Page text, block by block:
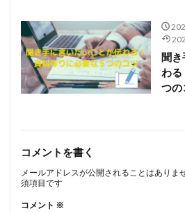
聞き
わる
つの
コメントを書く
メールアドレスが公開されることはありませ
須項目です
コメント ※